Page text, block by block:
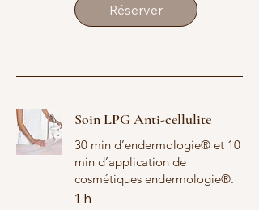
Réserver
Soin LPG Anti-cellulite
30 min d’endermologie® et 10
min d’application de
cosmétiques endermologie®.
1 h